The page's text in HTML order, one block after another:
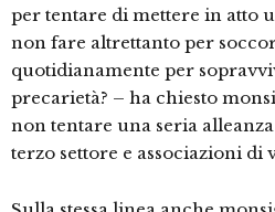
per tentare di mettere in atto
non fare altrettanto per
quotidianamente per
precarietà? – ha chiesto
non tentare una seria
terzo settore e associazioni di